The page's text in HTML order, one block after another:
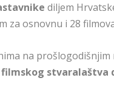
diljem
za osnovnu i 28
na
stvaralaštva